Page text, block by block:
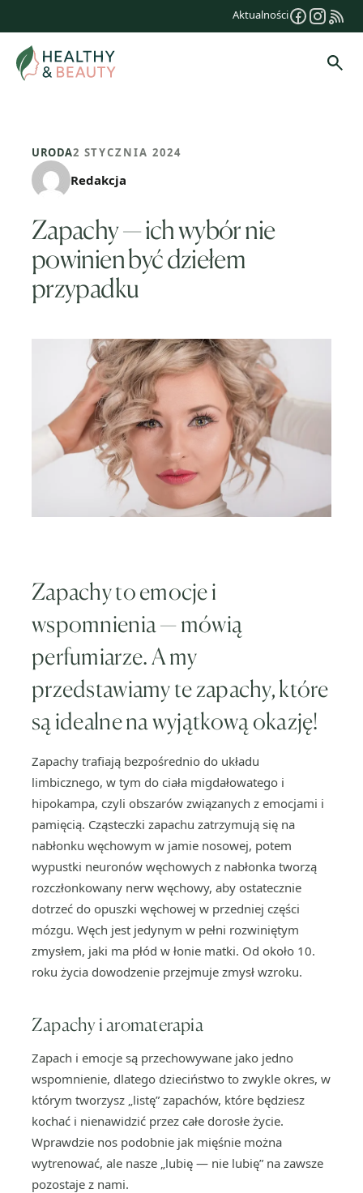
treści
Aktualności
URODA2 STYCZNIA 2024
Redakcja
Zapachy — ich wybór nie
powinien być dziełem
przypadku
Zapachy to emocje i
wspomnienia — mówią
perfumiarze. A my
przedstawiamy te zapachy, które
są idealne na wyjątkową okazję!
Zapachy trafiają bezpośrednio do układu
limbicznego, w tym do ciała migdałowatego i
hipokampa, czyli obszarów związanych z emocjami i
pamięcią. Cząsteczki zapachu zatrzymują się na
nabłonku węchowym w jamie nosowej, potem
wypustki neuronów węchowych z nabłonka tworzą
rozczłonkowany nerw węchowy, aby ostatecznie
dotrzeć do opuszki węchowej w przedniej części
mózgu. Węch jest jedynym w pełni rozwiniętym
zmysłem, jaki ma płód w łonie matki. Od około 10.
roku życia dowodzenie przejmuje zmysł wzroku.
Zapachy i aromaterapia
Zapach i emocje są przechowywane jako jedno
wspomnienie, dlatego dzieciństwo to zwykle okres, w
którym tworzysz „listę” zapachów, które będziesz
kochać i nienawidzić przez całe dorosłe życie.
Wprawdzie nos podobnie jak mięśnie można
wytrenować, ale nasze „lubię — nie lubię” na zawsze
pozostaje z nami.